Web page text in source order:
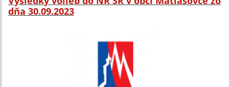
dňa 30.09.2023